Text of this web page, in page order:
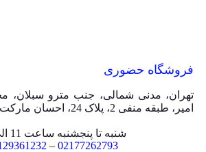
فروشگاه حضوری
تهران، مدنی شمالی، جنب مترو سبلان،
امیر، طبقه منفی 2، پلاک 24، احسان مارکت
شنبه تا پنجشنبه ساعت 11 الی 20
02177262793
–